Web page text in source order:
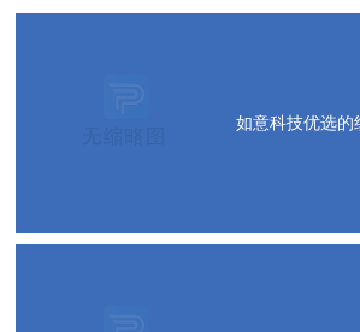
如意科技优选的